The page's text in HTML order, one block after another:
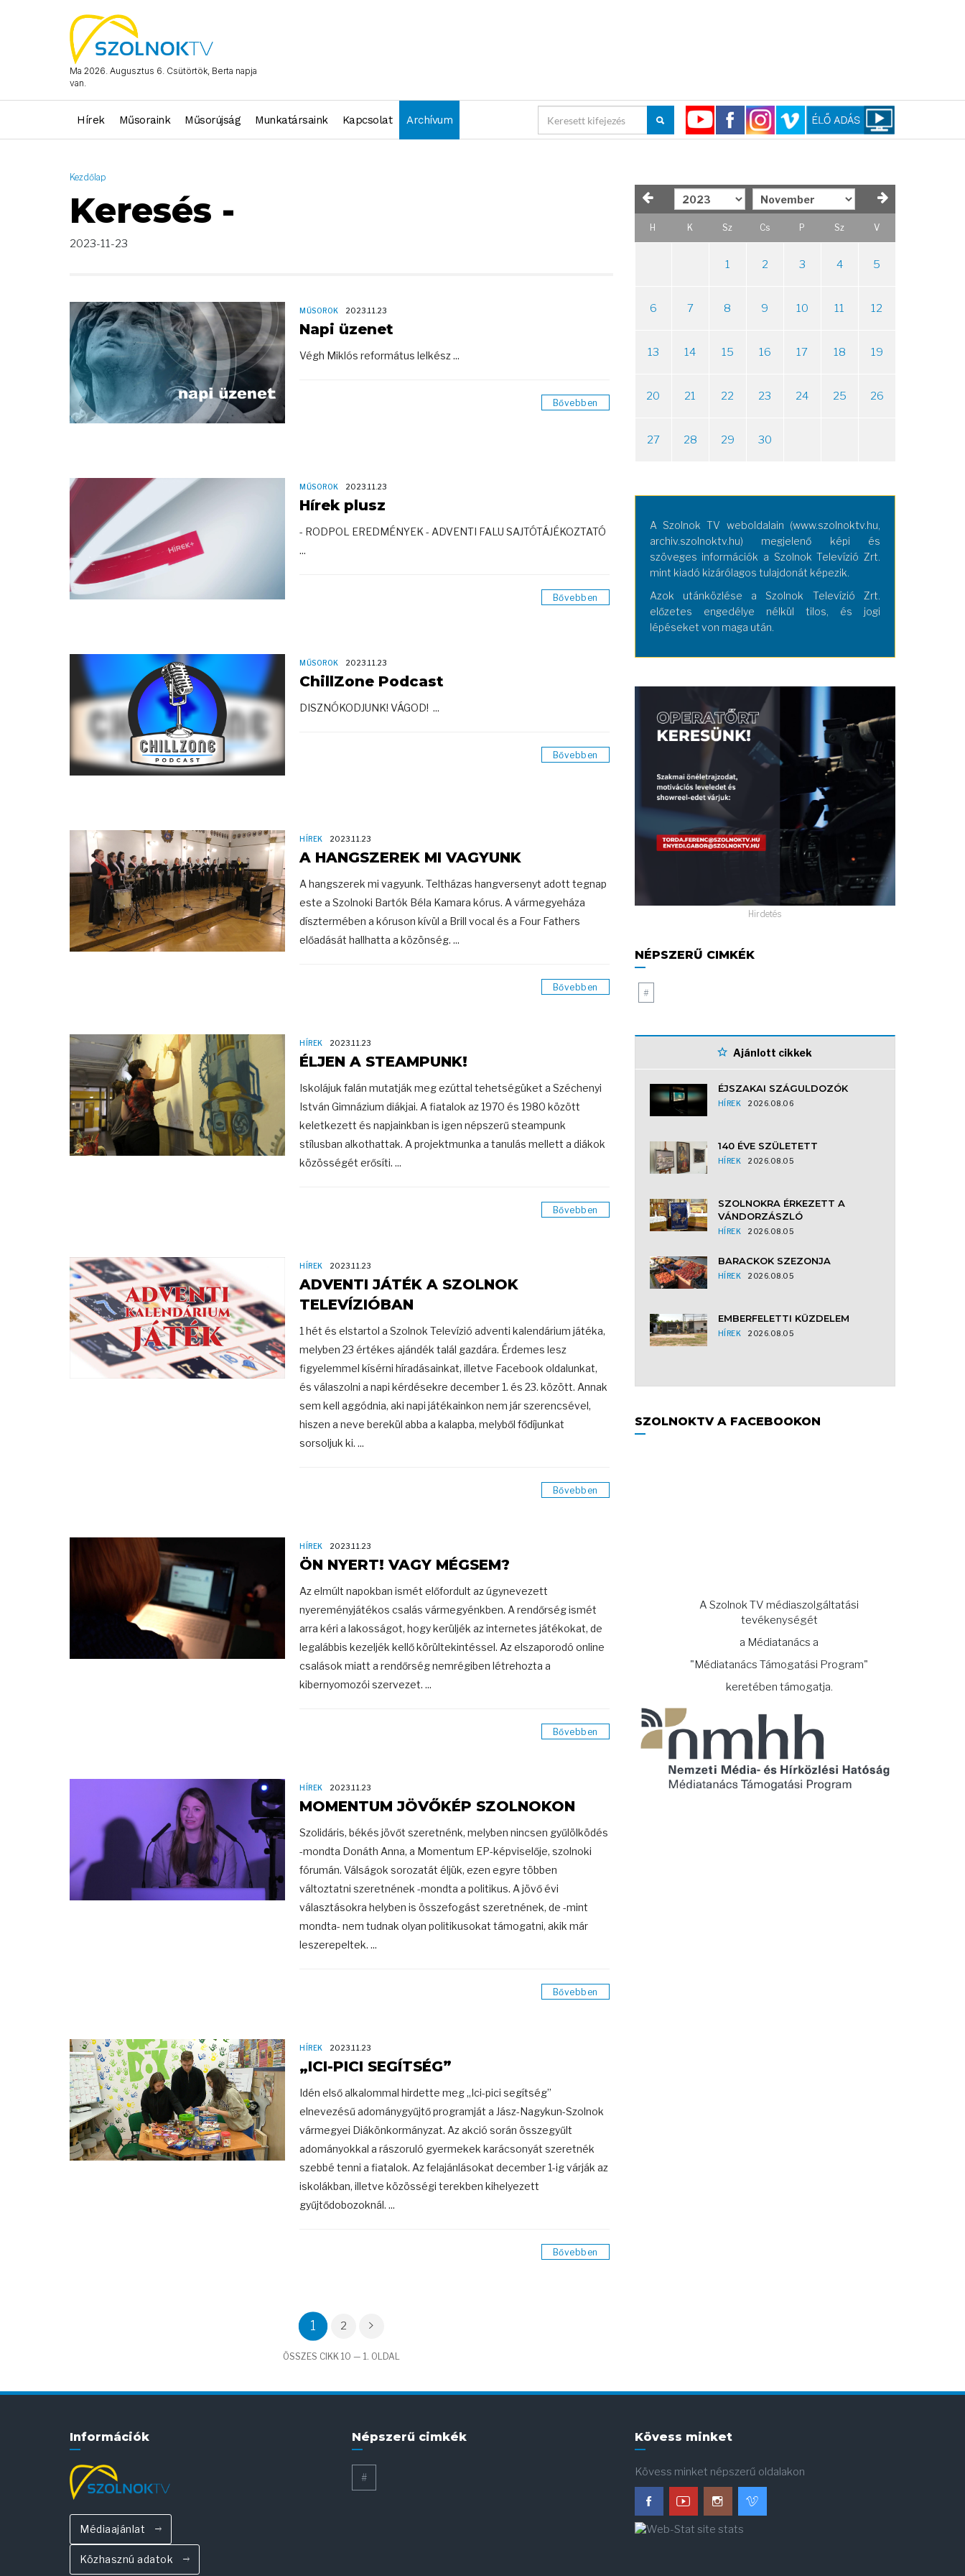
Ma 2026. Augusztus 6. Csütörtök, Berta napja
van.
Hírek Műsoraink Műsorújság Munkatársaink Kapcsolat Archívum
Kezdőlap
Keresés -
2023-11-23
MŰSOROK 2023.11.23
Napi üzenet
Végh Miklós református lelkész ...
Bővebben
MŰSOROK 2023.11.23
Hírek plusz
- RODPOL EREDMÉNYEK - ADVENTI FALU SAJTÓTÁJÉKOZTATÓ
...
Bővebben
MŰSOROK 2023.11.23
ChillZone Podcast
DISZNÓKODJUNK! VÁGOD! ...
Bővebben
HÍREK 2023.11.23
A HANGSZEREK MI VAGYUNK
A hangszerek mi vagyunk. Teltházas hangversenyt adott tegnap
este a Szolnoki Bartók Béla Kamara kórus. A vármegyeháza
dísztermében a kóruson kívül a Brill vocal és a Four Fathers
előadását hallhatta a közönség. ...
Bővebben
HÍREK 2023.11.23
ÉLJEN A STEAMPUNK!
Iskolájuk falán mutatják meg ezúttal tehetségüket a Széchenyi
István Gimnázium diákjai. A fiatalok az 1970 és 1980 között
keletkezett és napjainkban is igen népszerű steampunk
stílusban alkothattak. A projektmunka a tanulás mellett a diákok
közösségét erősíti. ...
Bővebben
HÍREK 2023.11.23
ADVENTI JÁTÉK A SZOLNOK
TELEVÍZIÓBAN
1 hét és elstartol a Szolnok Televízió adventi kalendárium játéka,
melyben 23 értékes ajándék talál gazdára. Érdemes lesz
figyelemmel kísérni híradásainkat, illetve Facebook oldalunkat,
és válaszolni a napi kérdésekre december 1. és 23. között. Annak
sem kell aggódnia, aki napi játékainkon nem jár szerencsével,
hiszen a neve berekül abba a kalapba, melyből fődíjunkat
sorsoljuk ki. ...
Bővebben
HÍREK 2023.11.23
ÖN NYERT! VAGY MÉGSEM?
Az elmúlt napokban ismét előfordult az úgynevezett
nyereményjátékos csalás vármegyénkben. A rendőrség ismét
arra kéri a lakosságot, hogy kerüljék az internetes játékokat, de
legalábbis kezeljék kellő körültekintéssel. Az elszaporodó online
csalások miatt a rendőrség nemrégiben létrehozta a
kibernyomozói szervezet. ...
Bővebben
HÍREK 2023.11.23
MOMENTUM JÖVŐKÉP SZOLNOKON
Szolidáris, békés jövőt szeretnénk, melyben nincsen gyűlölködés
-mondta Donáth Anna, a Momentum EP-képviselője, szolnoki
fórumán. Válságok sorozatát éljük, ezen egyre többen
változtatni szeretnének -mondta a politikus. A jövő évi
választásokra helyben is összefogást szeretnének, de -mint
mondta- nem tudnak olyan politikusokat támogatni, akik már
leszerepeltek. ...
Bővebben
HÍREK 2023.11.23
„ICI-PICI SEGÍTSÉG”
Idén első alkalommal hirdette meg „Ici-pici segítség”
elnevezésű adománygyűjtő programját a Jász-Nagykun-Szolnok
vármegyei Diákönkormányzat. Az akció során összegyűlt
adományokkal a rászoruló gyermekek karácsonyát szeretnék
szebbé tenni a fiatalok. Az felajánlásokat december 1-ig várják az
iskolákban, illetve közösségi terekben kihelyezett
gyűjtődobozoknál. ...
Bővebben
1 2
ÖSSZES CIKK 10 — 1. OLDAL
H K Sz Cs P Sz V
1 2 3 4 5
6 7 8 9 10 11 12
13 14 15 16 17 18 19
20 21 22 23 24 25 26
27 28 29 30
A Szolnok TV weboldalain (www.szolnoktv.hu,
archiv.szolnoktv.hu) megjelenő képi és
szöveges információk a Szolnok Televízió Zrt.
mint kiadó kizárólagos tulajdonát képezik.
Azok utánközlése a Szolnok Televízió Zrt.
előzetes engedélye nélkül tilos, és jogi
lépéseket von maga után.
Hirdetés
NÉPSZERŰ CIMKÉK
#
Ajánlott cikkek
ÉJSZAKAI SZÁGULDOZÓK
HÍREK 2026.08.06
140 ÉVE SZÜLETETT
HÍREK 2026.08.05
SZOLNOKRA ÉRKEZETT A
VÁNDORZÁSZLÓ
HÍREK 2026.08.05
BARACKOK SZEZONJA
HÍREK 2026.08.05
EMBERFELETTI KÜZDELEM
HÍREK 2026.08.05
SZOLNOKTV A FACEBOOKON
A Szolnok TV médiaszolgáltatási
tevékenységét
a Médiatanács a
"Médiatanács Támogatási Program"
keretében támogatja.
Információk
Médiaajánlat
Közhasznú adatok
Népszerű cimkék
#
Kövess minket
Kövess minket népszerű oldalakon